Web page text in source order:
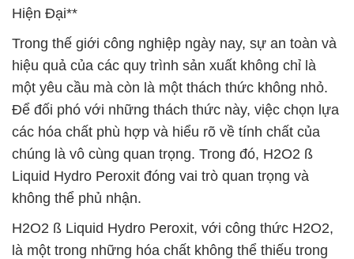
Hiện Đại**
Trong thế giới công nghiệp ngày nay, sự an toàn và
hiệu quả của các quy trình sản xuất không chỉ là
một yêu cầu mà còn là một thách thức không nhỏ.
Để đối phó với những thách thức này, việc chọn lựa
các hóa chất phù hợp và hiểu rõ về tính chất của
chúng là vô cùng quan trọng. Trong đó, H2O2 ß
Liquid Hydro Peroxit đóng vai trò quan trọng và
không thể phủ nhận.
H2O2 ß Liquid Hydro Peroxit, với công thức H2O2,
là một trong những hóa chất không thể thiếu trong